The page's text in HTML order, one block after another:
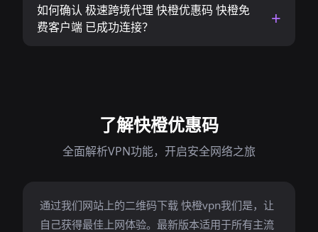
如何确认 极速跨境代理 快橙优惠码 快橙免
费客户端 已成功连接？
了解快橙优惠码
全面解析VPN功能，开启安全网络之旅
通过我们网站上的二维码下载 快橙vpn我们是，让
自己获得最佳上网体验。最新版本适用于所有主流